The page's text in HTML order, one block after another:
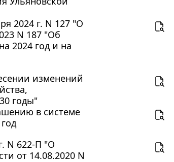
2024 г. N 127 "О
N 187 "Об
2024 год и на
изменений
годы"
в системе
N 622-П "О
от 14.08.2020 N